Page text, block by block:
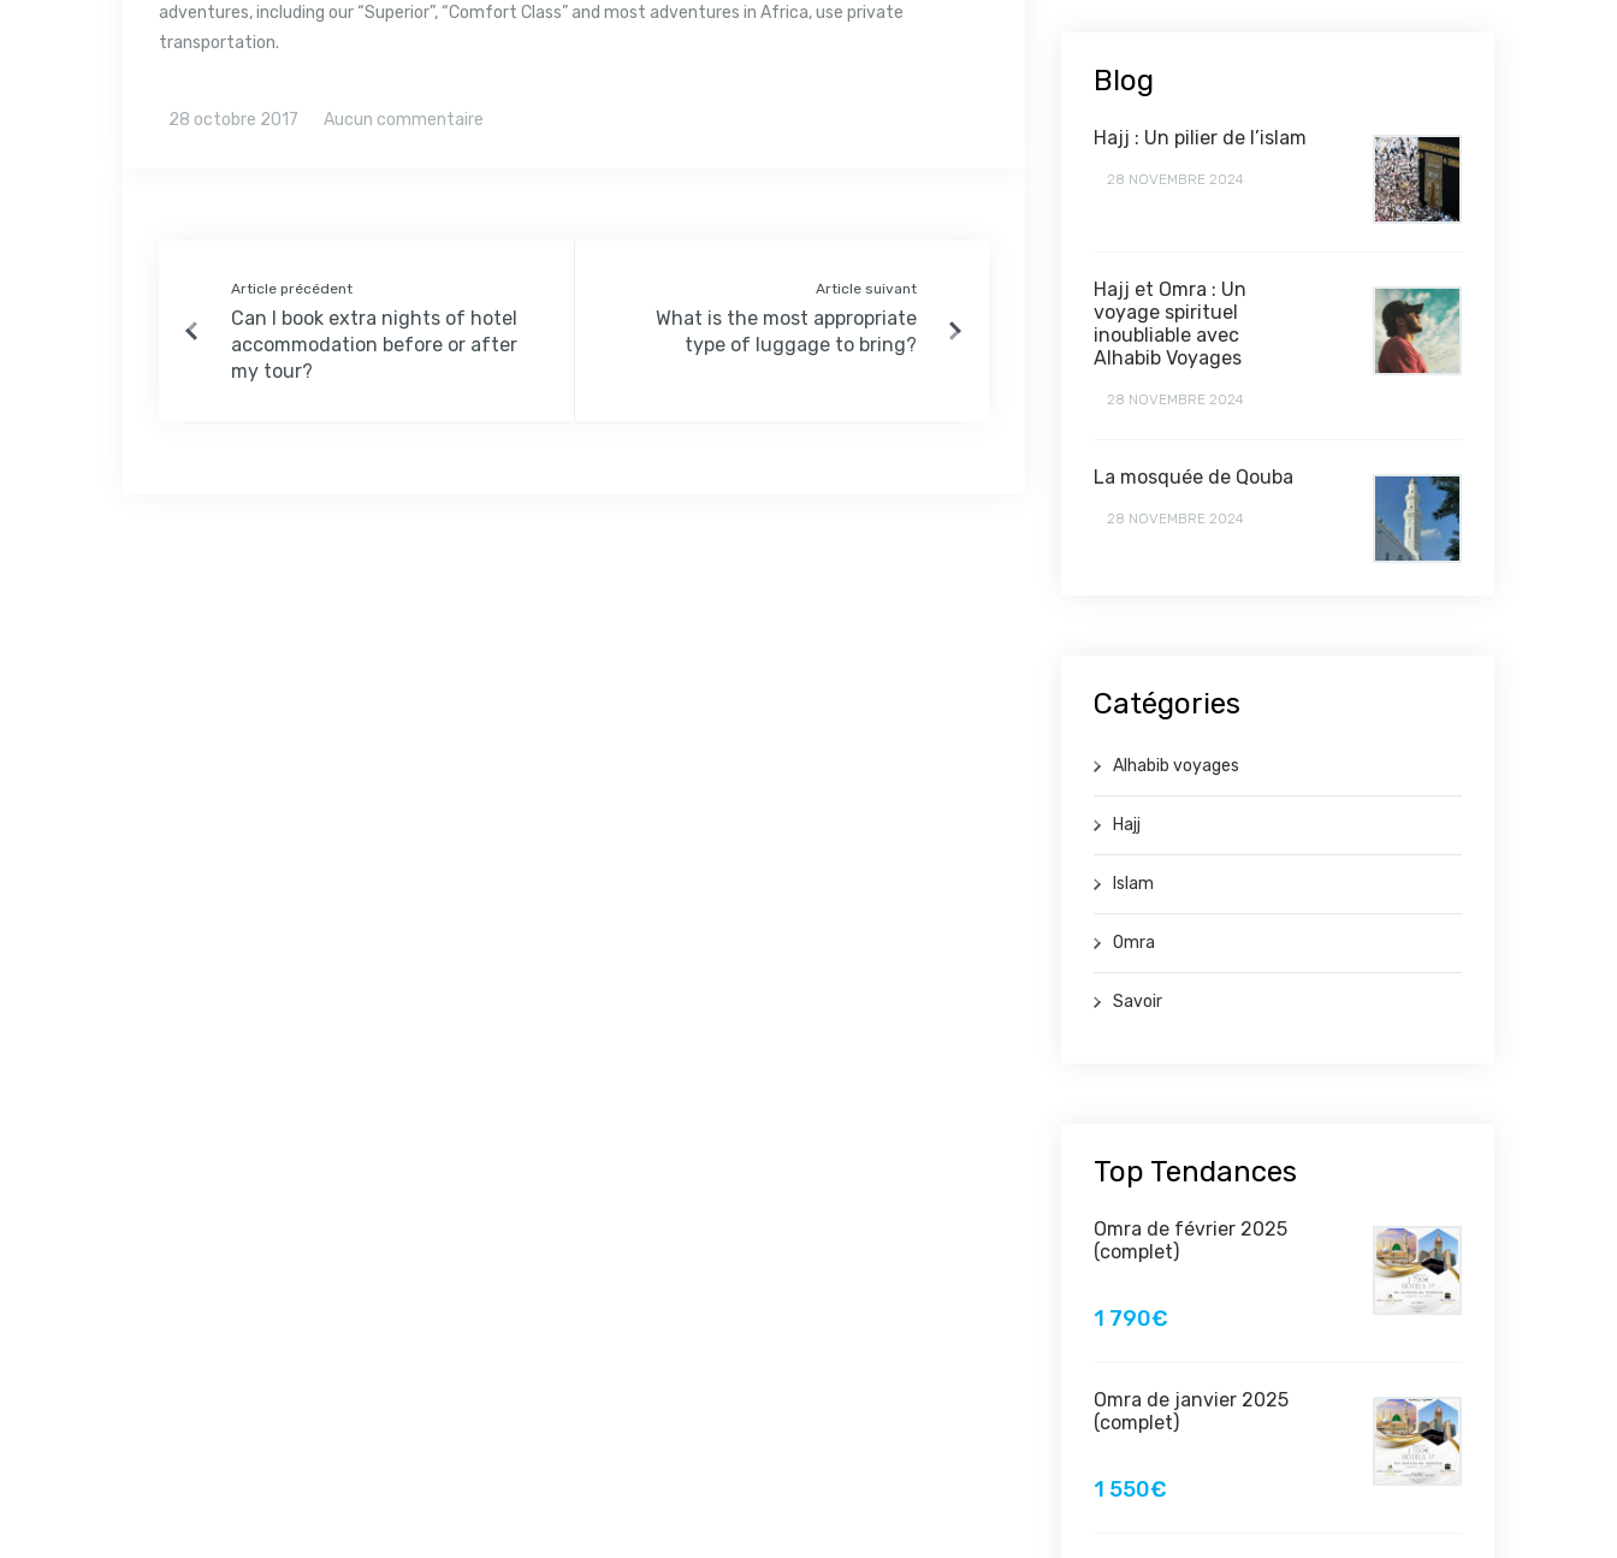
adventures, including our “Superior”, “Comfort Class” and most adventures in Africa, use private
transportation.
28 octobre 2017 Aucun commentaire
Article précédent
Can I book extra nights of hotel
accommodation before or after
my tour?
Article suivant
What is the most appropriate
type of luggage to bring?
Blog
Hajj : Un pilier de l’islam
28 NOVEMBRE 2024
Hajj et Omra : Un
voyage spirituel
inoubliable avec
Alhabib Voyages
28 NOVEMBRE 2024
La mosquée de Qouba
28 NOVEMBRE 2024
Catégories
Alhabib voyages
Hajj
Islam
Omra
Savoir
Top Tendances
Omra de février 2025
(complet)
1 790€
Omra de janvier 2025
(complet)
1 550€